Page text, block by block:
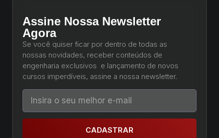
Assine Nossa Newsletter
Agora
Se você quiser ficar por dentro de todas as
nossas novidades, receber conteúdos de
engenharia exclusivos e lançamento de novos
cursos imperdíveis, assine a nossa newsletter.
CADASTRAR